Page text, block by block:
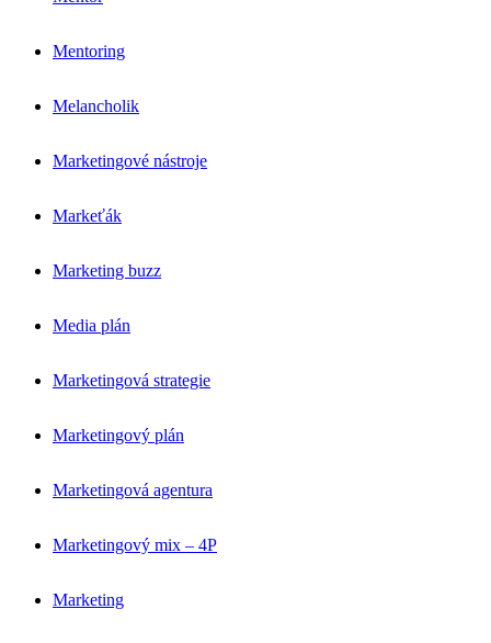
Mentoring
Melancholik
Marketingové nástroje
Markeťák
Marketing buzz
Media plán
Marketingová strategie
Marketingový plán
Marketingová agentura
Marketingový mix – 4P
Marketing